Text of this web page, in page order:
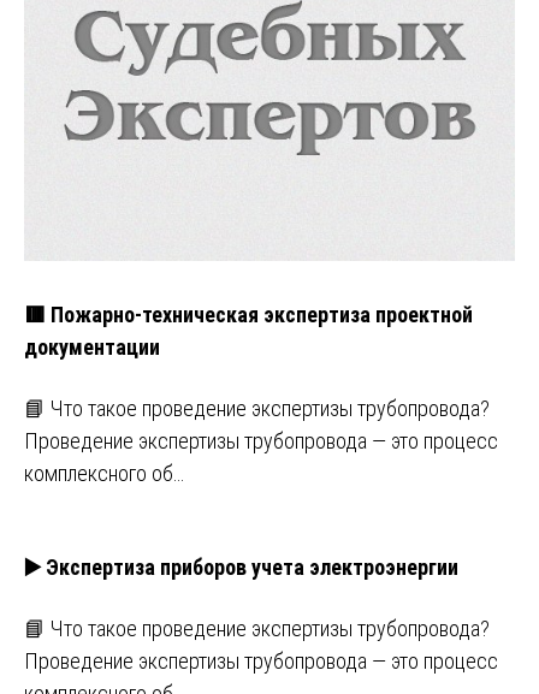
🟥 Пожарно-техническая экспертиза проектной
документации
📘 Что такое проведение экспертизы трубопровода?
Проведение экспертизы трубопровода — это процесс
комплексного об…
▶️ Экспертиза приборов учета электроэнергии
📘 Что такое проведение экспертизы трубопровода?
Проведение экспертизы трубопровода — это процесс